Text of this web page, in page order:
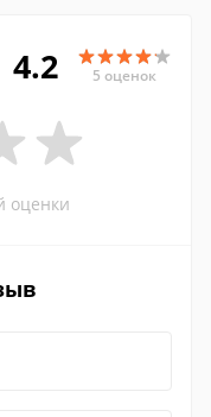
4.2 5 оценок
оценки